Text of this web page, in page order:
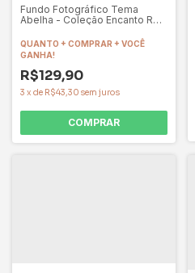
Fundo Fotográfico Tema
Abelha - Coleção Encanto Ref.
QUANTO + COMPRAR + VOCÊ
GANHA!
R$129,90
3 x de R$43,30 sem juros
COMPRAR